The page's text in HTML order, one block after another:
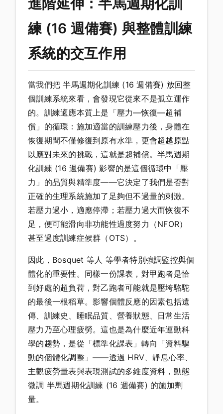
進階延伸：半馬週期化訓
練 (16 週備賽) 與整體訓練
系統的交互作用
當我們把 半馬週期化訓練 (16 週備賽) 放回整
個訓練系統來看，會發現它從來不是孤立運作
的。訓練適應本質上是「壓力—恢復—超補
償」的循環：施加適當的訓練壓力後，身體在
恢復期間不僅修復到原有水準，更會超越原點
以應對未來的挑戰，這就是超補償。半馬週期
化訓練 (16 週備賽) 影響的是這個循環中「壓
力」的品質與精準度——它決定了我們是否對
正確的生理系統施加了足夠但不過量的刺激。
若壓力過小，適應停滯；若壓力過大而恢復不
足，便可能滑向非功能性過度努力（NFOR）
甚至過度訓練症候群（OTS）。
因此，Bosquet 等人 等學者特別強調監控與個
體化的重要性。同樣一份課表，對甲跑者是恰
到好處的超負荷，對乙跑者可能就是壓垮駱駝
的最後一根稻草。影響個體反應的因素包括遺
傳、訓練史、睡眠品質、營養狀態、日常生活
壓力乃至心理疲勞。這也是為什麼近年運動科
學的趨勢，是從「標準化課表」轉向「資料驅
動的個體化調整」——透過 HRV、靜息心率、
主觀疲勞量表與表現測試的多維度資料，動態
微調 半馬週期化訓練 (16 週備賽) 的施加劑
量。